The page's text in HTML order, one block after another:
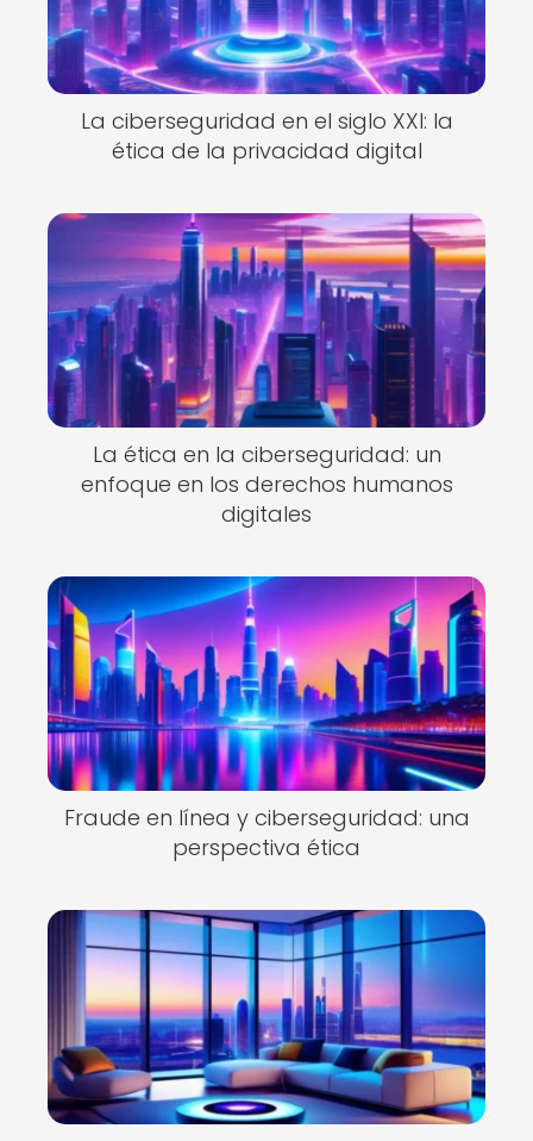
La ciberseguridad en el siglo XXI: la
ética de la privacidad digital
La ética en la ciberseguridad: un
enfoque en los derechos humanos
digitales
Fraude en línea y ciberseguridad: una
perspectiva ética